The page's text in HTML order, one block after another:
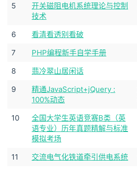
5
开关磁阻电机系统理论与控制
技术
6 看清看透别看破
7
PHP编程新手自学手册
8
翡冷翠山居闲话
9
精通JavaScript+jQuery :
100%动态
10
全国大学生英语竞赛B类（英
语专业）历年真题精解与标准
模拟考场
11 交流电气化铁道牵引供电系统